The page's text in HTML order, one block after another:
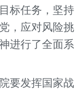
标任务，坚持
，应对风险挑
进行了全面系
要发挥国家战